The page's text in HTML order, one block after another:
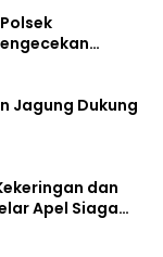
Jagung Dukung
dan
Apel Siaga